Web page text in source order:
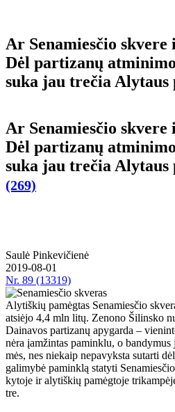
Ar Se­na­mies­čio skve­re
Dėl par­ti­za­nų
su­ka jau tre­čia
Ar Se­na­mies­čio skve­re
Dėl par­ti­za­nų
su­ka jau tre­čia
(269)
Saulė Pinkevičienė
2019-08-01
Nr. 89 (13319)
Alytiškių pamėgtas Senamiesčio
atsiėjo 4,4 mln litų. Ze­no­no Ši­lins­ko
Dai­na­vos par­ti­za­nų apy­gar­da –
nė­ra įam­žin­tas pa­min­klu, o
mės, nes nie­kaip ne­pa­vyks­ta su­tar­ti
ga­li­my­bė pa­min­klą sta­ty­ti
ky­to­je ir aly­tiš­kių pa­mėg­to­je
tre.